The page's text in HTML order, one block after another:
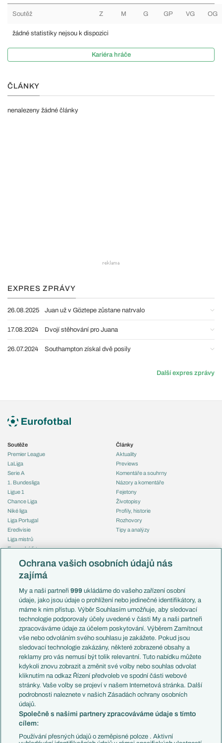
Soutěž Z M G GP VG OG
žádné statistiky nejsou k dispozici
Kariéra hráče
ČLÁNKY
nenalezeny žádné články
EXPRES ZPRÁVY
26.08.2025 Juan už v Göztepe zůstane natrvalo
17.08.2024 Dvojí stěhování pro Juana
26.07.2024 Southampton získal dvě posily
Další expres zprávy
Soutěže
Premier League
LaLiga
Serie A
1. Bundesliga
Ligue 1
Chance Liga
Niké liga
Liga Portugal
Eredivisie
Liga mistrů
Evropská liga
Mistrovství světa
Liga národů
Témata
Představení týmů MS
EuroSkauting
PL v kostce
Evropské koeficienty
Přestupy
Přestupové spekulace
Zranění
Kluby
Arsenal FC
Chelsea FC
Manchester United
AC Milán
Juventus FC
Články
Aktuality
Previews
Komentáře a souhrny
Názory a komentáře
Fejetony
Životopisy
Profily, historie
Rozhovory
Tipy a analýzy
Česko
Francie
Itálie
Německo
Španělsko
Argentina
Brazílie
Přestupy
Zápasy
Livescore
Tipovací soutěž
Ochrana vašich osobních údajů nás
zajímá
My a naši partneři999 ukládáme do vašeho zařízení osobní
údaje, jako jsou údaje o prohlížení nebo jedinečné identifikátory, a
máme k nim přístup. Výběr Souhlasím umožňuje, aby sledovací
technologie podporovaly účely uvedené v části My a naši partneři
zpracováváme údaje za účelem poskytování. Výběrem Zamítnout
vše nebo odvoláním svého souhlasu je zakážete. Pokud jsou
sledovací technologie zakázány, některé zobrazené obsahy a
reklamy pro vás nemusí být tolik relevantní. Tuto nabídku můžete
kdykoli znovu zobrazit a změnit své volby nebo souhlas odvolat
kliknutím na odkaz Řízení předvoleb ve spodní části webové
stránky. Vaše volby se projeví v našem Internetová stránka. Další
podrobnosti naleznete v našich Zásadách ochrany osobních
údajů.
Společně s našimi partnery zpracováváme údaje s tímto
cílem:
Používání přesných údajů o zeměpisné poloze . Aktivní